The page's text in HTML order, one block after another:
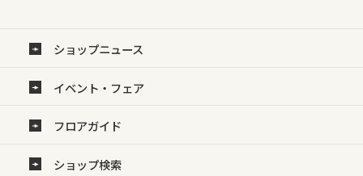
ショップニュース
イベント・フェア
フロアガイド
ショップ検索